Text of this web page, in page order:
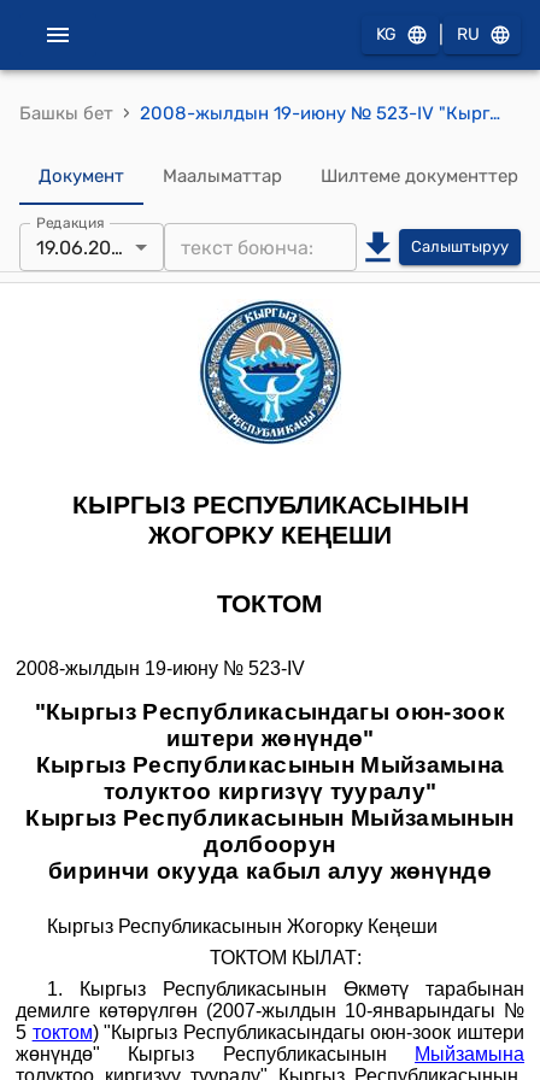
KG RU
Башкы бет › 2008-жылдын 19-июну № 523-IV "Кыргыз Республикасындагы оюн-зоок иштери жөнүндө" Кыргыз Республикасынын Мыйзамына толуктоо киргизүү тууралу" Кыргыз Республикасынын Мыйзамынын долбоорун биринчи окууда кабыл алуу жөнүндө
Документ Маалыматтар Шилтеме документтер
Редакция
19.06.2008 Салыштыруу